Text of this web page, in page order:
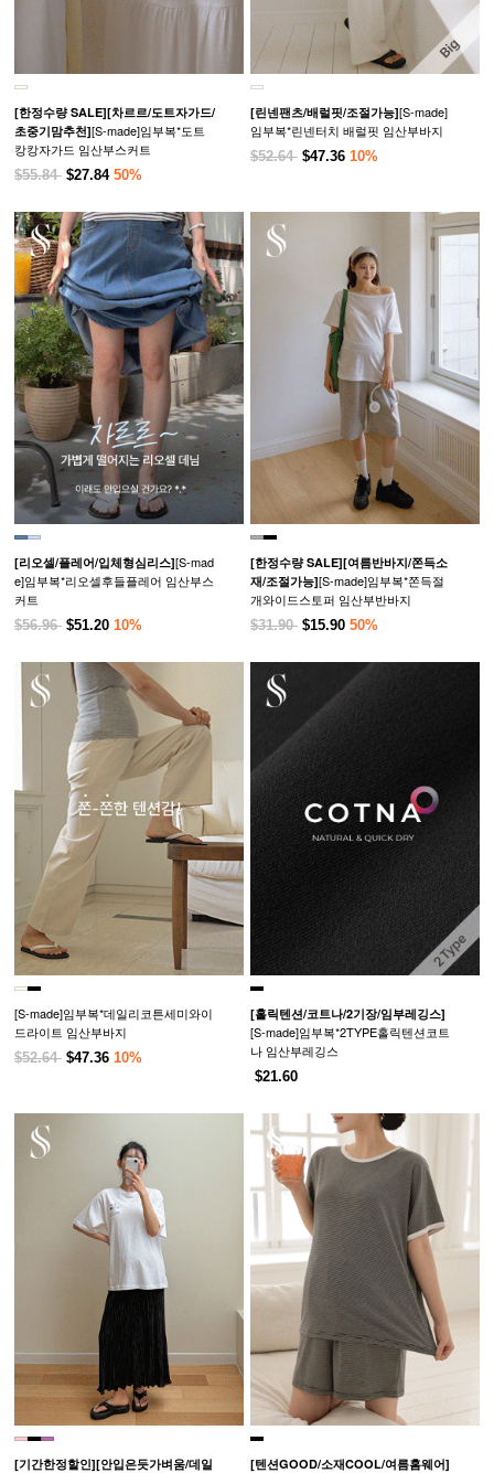
[한정수량 SALE][차르르/도트자가드/
초중기맘추천][S-made]임부복*도트
캉캉자가드 임산부스커트
$55.84 $27.84 50%
[린넨팬츠/배럴핏/조절가능][S-made]
임부복*린넨터치 배럴핏 임산부바지
$52.64 $47.36 10%
[리오셀/플레어/입체형심리스][S-mad
e]임부복*리오셀후들플레어 임산부스
커트
$56.96 $51.20 10%
[한정수량 SALE][여름반바지/쫀득소
재/조절가능][S-made]임부복*쫀득절
개와이드스토퍼 임산부반바지
$31.90 $15.90 50%
[S-made]임부복*데일리코튼세미와이
드라이트 임산부바지
$52.64 $47.36 10%
[홀릭텐션/코트나/2기장/임부레깅스]
[S-made]임부복*2TYPE홀릭텐션코트
나 임산부레깅스
$21.60
[기간한정할인][안입은듯가벼움/데일 [텐션GOOD/소재COOL/여름홈웨어]